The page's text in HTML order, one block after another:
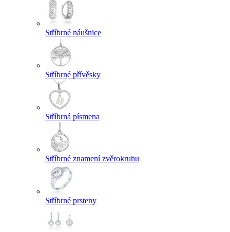
Stříbrné náušnice
Stříbrné přívěsky
Stříbrná písmena
Stříbrné znamení zvěrokruhu
Stříbrné prsteny